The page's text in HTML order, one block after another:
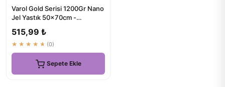
Varol Gold Serisi 1200Gr Nano
Jel Yastık 50x70cm -
515,99 ₺
★★★★★ (0)
Sepete Ekle